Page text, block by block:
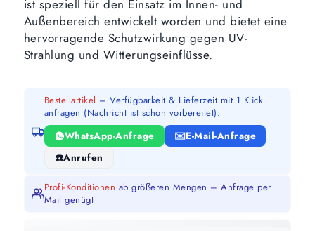
ist speziell für den Einsatz im Innen- und
Außenbereich entwickelt worden und bietet eine
hervorragende Schutzwirkung gegen UV-
Strahlung und Witterungseinflüsse.
Bestellartikel – Verfügbarkeit & Lieferzeit mit 1 Klick
anfragen (Nachricht ist schon vorbereitet):
WhatsApp-Anfrage
E-Mail-Anfrage
Anrufen
Profi-Konditionen ab größeren Mengen – Anfrage per
Mail genügt